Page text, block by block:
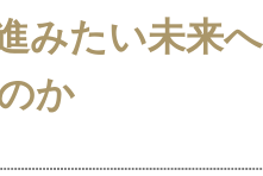
みたい未来
か